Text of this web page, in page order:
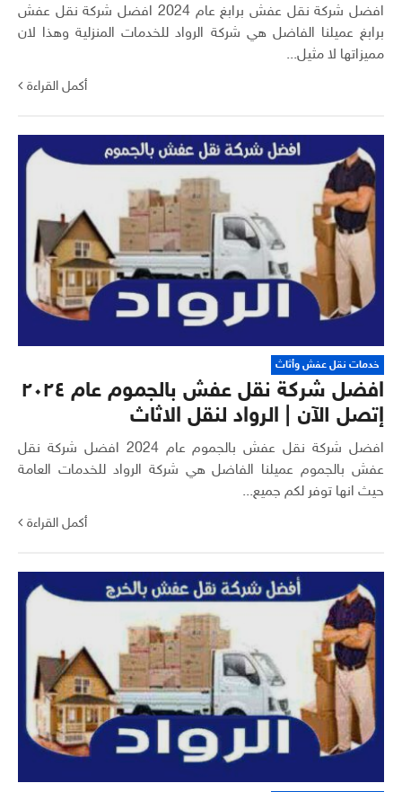
افضل شركة نقل عفش برابغ عام 2024 افضل شركة نقل عفش
برابغ عميلنا الفاضل هي شركة الرواد للخدمات المنزلية وهذا لان
مميزاتها لا مثيل...
أكمل القراءة
خدمات نقل عفش وأثاث
افضل شركة نقل عفش بالجموم عام ٢٠٢٤
إتصل الآن | الرواد لنقل الاثاث
افضل شركة نقل عفش بالجموم عام 2024 افضل شركة نقل
عفش بالجموم عميلنا الفاضل هي شركة الرواد للخدمات العامة
حيث انها توفر لكم جميع...
أكمل القراءة